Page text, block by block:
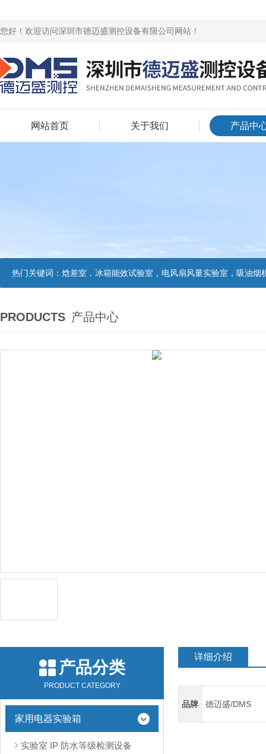
您好！欢迎访问深圳市德迈盛测控设备有限公司网站！
网站首页 关于我们 产品中
热门关键词： 焓差室，冰箱能效试验室，电风扇风量实验室，吸油烟机油脂分离度试验装置，吸油烟机空气性能试验装置，吸油烟机气味
PRODUCTS 产品中心
产品分类
PRODUCT CATEGORY
家用电器实验箱
实验室 IP 防水等级检测设备
详细介绍
品牌 德迈盛/DMS